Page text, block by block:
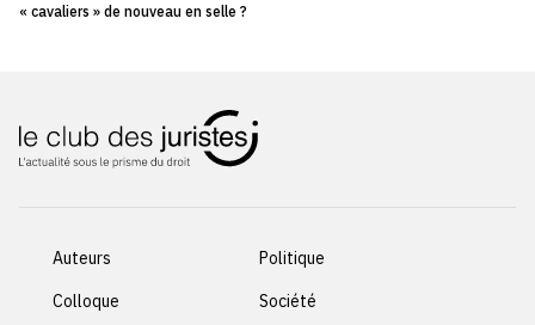
« cavaliers » de nouveau en selle ?
Auteurs
Colloque
Politique
Société